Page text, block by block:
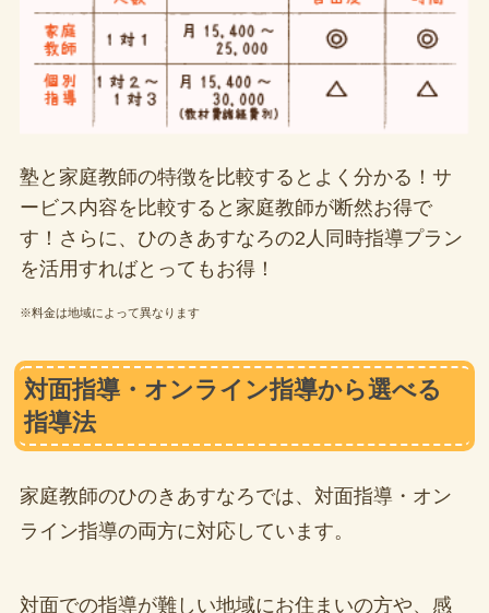
塾と家庭教師の特徴を比較するとよく分かる！サ
ービス内容を比較すると家庭教師が断然お得で
す！さらに、ひのきあすなろの2人同時指導プラン
を活用すればとってもお得！
※料金は地域によって異なります
対面指導・オンライン指導から選べる
指導法
家庭教師のひのきあすなろでは、対面指導・オン
ライン指導の両方に対応しています。
対面での指導が難しい地域にお住まいの方や、感